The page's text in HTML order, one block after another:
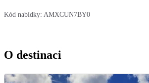
Kód nabídky: AMXCUN7BY0
O destinaci